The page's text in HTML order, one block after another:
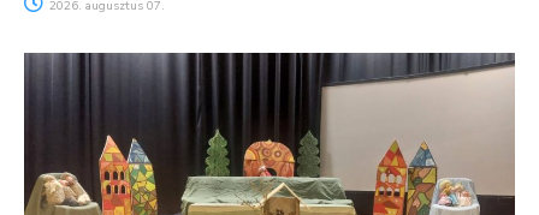
2026. augusztus 07.